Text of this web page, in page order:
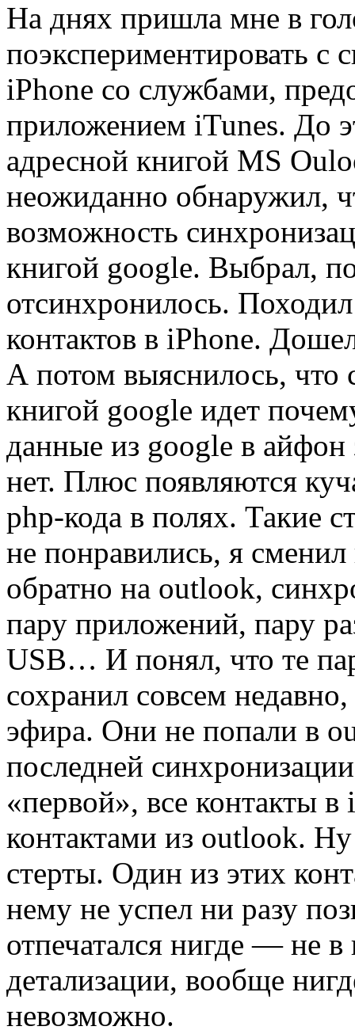
На днях пришла мне в
поэкспериментировать с
iPhone со службами,
приложением iTunes. До
адресной книгой MS
неожиданно обнаружил,
возможность
книгой google. Выбрал,
отсинхронилось.
контактов в iPhone.
А потом выяснилось, что
книгой google идет
данные из google в
нет. Плюс появляются
php-кода в полях. Такие
не понравились, я
обратно на outlook,
пару приложений, пару
USB… И понял, что те
сохранил совсем
эфира. Они не попали в
последней
«первой», все контакты
контактами из outlook.
стерты. Один из этих
нему не успел ни разу
отпечатался нигде — не
детализации, вообще
невозможно.